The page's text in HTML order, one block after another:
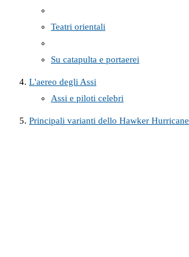
Teatri orientali
Su catapulta e portaerei
L'aereo degli Assi
Assi e piloti celebri
Principali varianti dello Hawker Hurricane